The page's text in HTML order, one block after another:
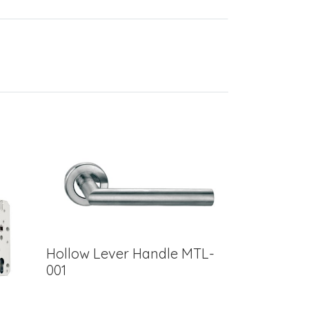
Hollow Lever Handle MTL-
001